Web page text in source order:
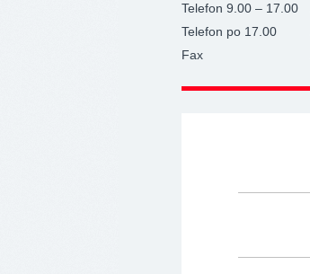
Telefon 9.00 – 17.00
Telefon po 17.00
Fax